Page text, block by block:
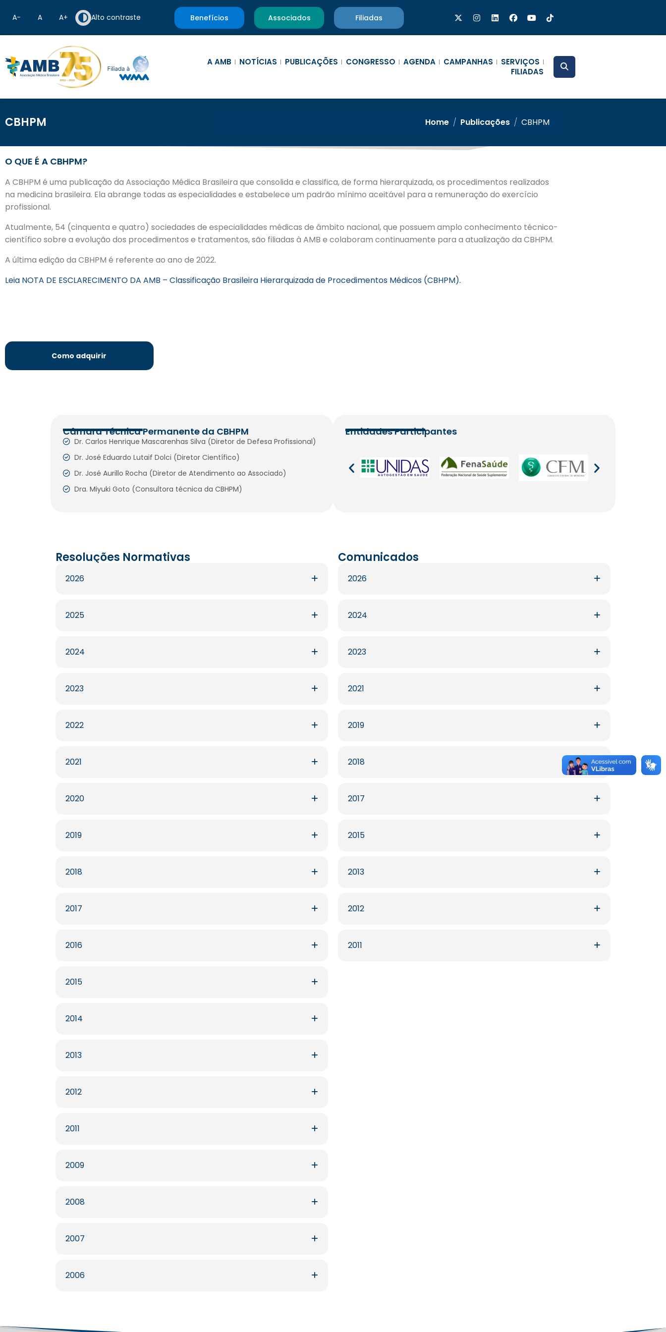
A− A A+ Alto contraste Benefícios Associados Filiadas
A AMB NOTÍCIAS PUBLICAÇÕES CONGRESSO AGENDA CAMPANHAS
SERVIÇOS
FILIADAS
CBHPM Home / Publicações / CBHPM
O QUE É A CBHPM?
A CBHPM é uma publicação da Associação Médica Brasileira que consolida e classifica, de forma hierarquizada, os procedimentos realizados
na medicina brasileira. Ela abrange todas as especialidades e estabelece um padrão mínimo aceitável para a remuneração do exercício
profissional.
Atualmente, 54 (cinquenta e quatro) sociedades de especialidades médicas de âmbito nacional, que possuem amplo conhecimento técnico-
científico sobre a evolução dos procedimentos e tratamentos, são filiadas à AMB e colaboram continuamente para a atualização da CBHPM.
A última edição da CBHPM é referente ao ano de 2022.
Leia NOTA DE ESCLARECIMENTO DA AMB – Classificação Brasileira Hierarquizada de Procedimentos Médicos (CBHPM).
Como adquirir
Câmara Técnica Permanente da CBHPM
Dr. Carlos Henrique Mascarenhas Silva (Diretor de Defesa Profissional)
Dr. José Eduardo Lutaif Dolci (Diretor Científico)
Dr. José Aurillo Rocha (Diretor de Atendimento ao Associado)
Dra. Miyuki Goto (Consultora técnica da CBHPM)
Entidades Participantes
Resoluções Normativas
2026
2025
2024
2023
2022
2021
2020
2019
2018
2017
2016
2015
2014
2013
2012
2011
2009
2008
2007
2006
Comunicados
2026
2024
2023
2021
2019
2018
2017
2015
2013
2012
2011